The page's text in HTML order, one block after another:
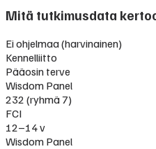
Mitä tutkimusdata
Ei ohjelmaa (harvinainen)
Kennelliitto
Pääosin terve
Wisdom Panel
232 (ryhmä 7)
FCI
12–14 v
Wisdom Panel